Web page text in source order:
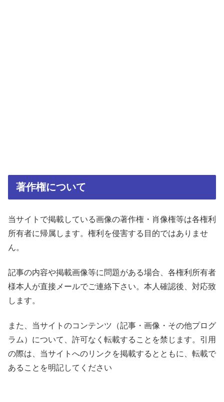
著作権について
当サイトで掲載している画像の著作権・肖像権等は各権利
所有者に帰属します。権利を侵害する目的ではありませ
ん。
記事の内容や掲載画像等に問題がある場合、各権利所有者
様本人が直接メールでご連絡下さい。本人確認後、対応致
します。
また、当サイトのコンテンツ（記事・画像・その他プログ
ラム）について、許可なく転載することを禁じます。引用
の際は、当サイトへのリンクを掲載するとともに、転載で
あることを明記してください